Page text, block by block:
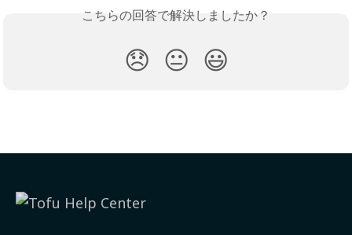
こちらの回答で解決しましたか？
😞 😐 😃